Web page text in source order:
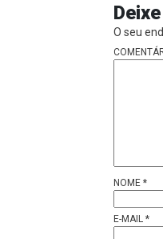
O seu
NOME *
E-MAIL *